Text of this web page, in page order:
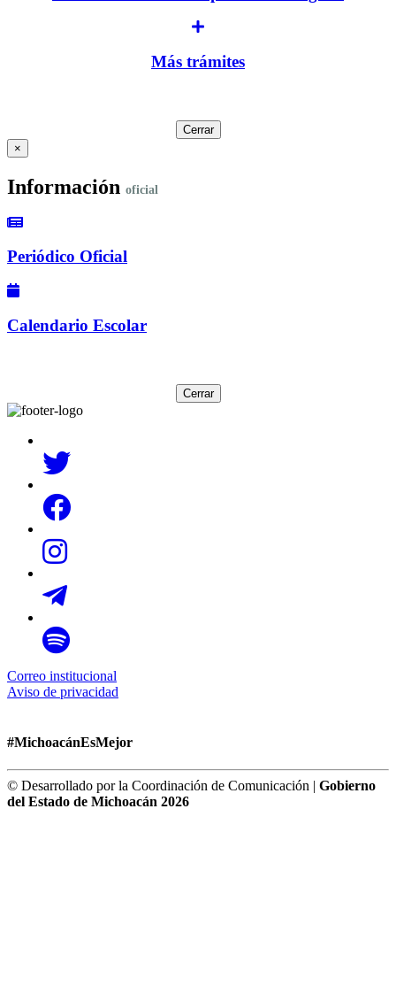
Más trámites
Cerrar
×
Información oficial
Periódico Oficial
Calendario Escolar
Cerrar
Correo institucional
Aviso de privacidad
#MichoacánEsMejor
© Desarrollado por la Coordinación de Comunicación | Gobierno
del Estado de Michoacán 2026